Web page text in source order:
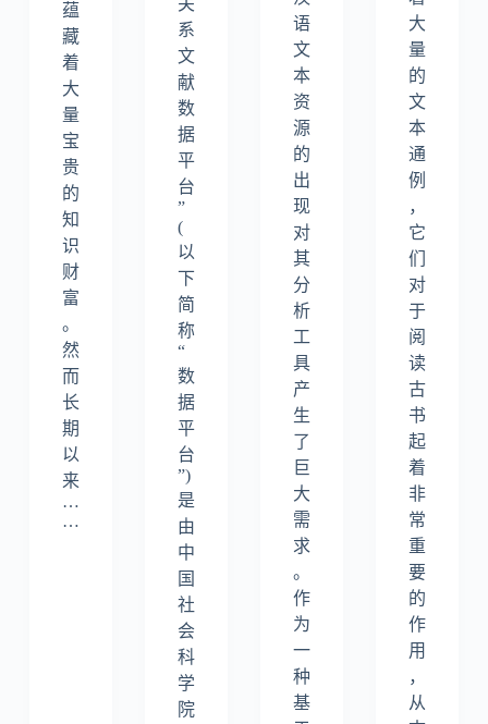
蕴
藏
着
大
量
宝
贵
的
知
识
财
富
。
然
而
长
期
以
来
…
…
关
系
文
献
数
据
平
台
”
(
以
下
简
称
“
数
据
平
台
”)
是
由
中
国
社
会
科
学
院
语
文
本
资
源
的
出
现
对
其
分
析
工
具
产
生
了
巨
大
需
求
。
作
为
一
种
基
大
量
的
文
本
通
例
，
它
们
对
于
阅
读
古
书
起
着
非
常
重
要
的
作
用
，
从